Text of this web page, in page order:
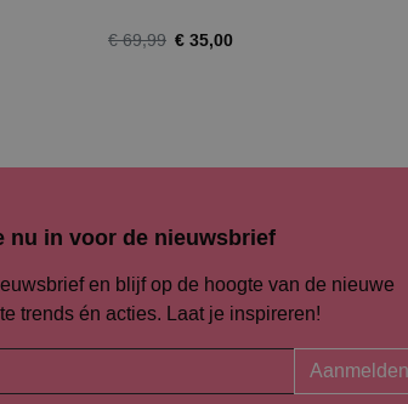
€ 69,99 € 35,00
nu in voor de nieuwsbrief
en blijf op de hoogte van de nieuwe
trends én acties. Laat je inspireren!
Aanmelden